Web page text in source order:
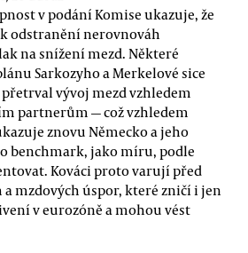
v podání Komise ukazuje, že
odstranění nerovnováh
na snížení mezd. Některé
Sarkozyho a Merkelové sice
vývoj mezd vzhledem
partnerům — což vzhledem
znovu Německo a jeho
benchmark, jako míru, podle
Kováci proto varují před
mzdových úspor, které zničí i jen
v eurozóně a mohou vést